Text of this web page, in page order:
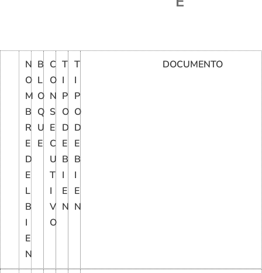
N
O
M
B
R
E
D
E
L
B
I
E
N
B
L
O
Q
U
E
C
O
N
S
E
C
U
T
I
V
O
T
I
P
O
D
E
B
I
E
N
T
I
P
O
D
E
B
I
E
N
DOCUMENTO